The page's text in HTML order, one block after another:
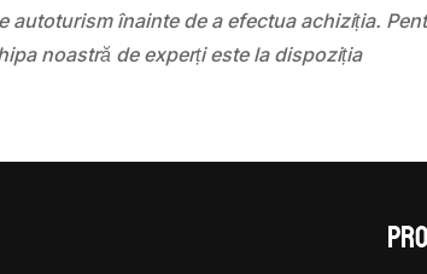
autoturism înainte de a efectua achiziția.
noastră de experți este la dispoziția